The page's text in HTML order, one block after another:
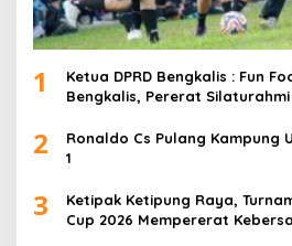
1
Ketua DPRD Bengkalis : Fun
Bengkalis, Pererat
2
Ronaldo Cs Pulang Kampung
1
3
Ketipak Ketipung Raya,
Cup 2026 Mempererat